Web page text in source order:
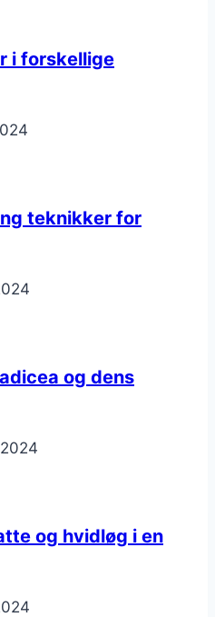
i forskellige
teknikker for
og dens
og hvidløg i en